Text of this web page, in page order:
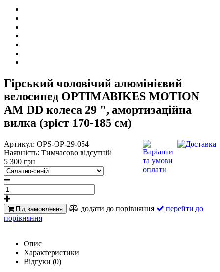
Гірський чоловічий алюмінієвий
велосипед OPTIMABIKES MOTION
AM DD колеса 29 ", амортизаційна
вилка (зріст 170-185 см)
Артикул: OPS-OP-29-054
Наявність: Тимчасово відсутній
5 300 грн
Під замовлення додати до порівняння
перейти до
порівняння
Опис
Характеристики
Відгуки (0)